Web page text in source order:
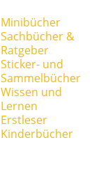
Minibücher
Sachbücher &
Ratgeber
Sticker- und
Sammelbücher
Wissen und
Lernen
Erstleser
Kinderbücher